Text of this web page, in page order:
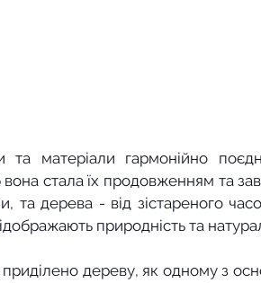
та матеріали гармонійно
стала їх продовженням та
та дерева - від зістареного
природність та
дереву, як одному з